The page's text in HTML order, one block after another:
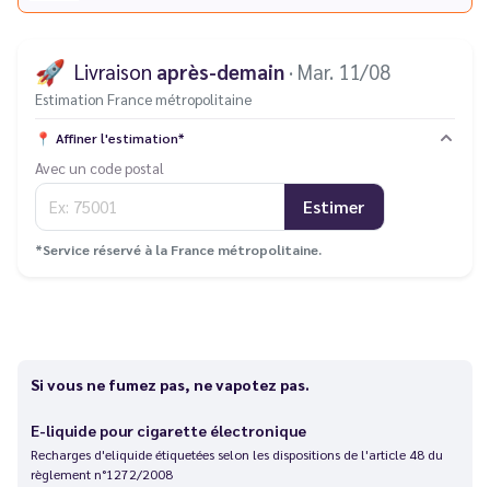
🚀 Livraison après-demain · Mar. 11/08
Estimation France métropolitaine
📍 Affiner l'estimation*
Avec un code postal
Estimer
*Service réservé à la France métropolitaine.
Si vous ne fumez pas, ne vapotez pas.
E-liquide pour cigarette électronique
Recharges d'eliquide étiquetées selon les dispositions de l'article 48 du
règlement n°1272/2008